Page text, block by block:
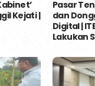
Kejati |
Pasar
dan
Digital |
Lakukan